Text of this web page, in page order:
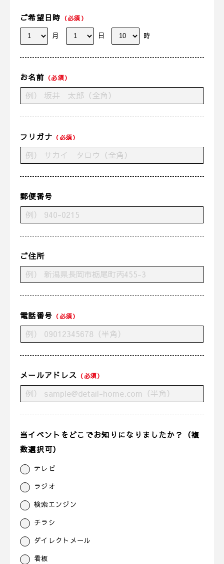
ご希望日時 （必須）
月 日 時
お名前 （必須）
フリガナ （必須）
郵便番号
ご住所
電話番号 （必須）
メールアドレス （必須）
当イベントをどこでお知りになりましたか？（複
数選択可）
テレビ
ラジオ
検索エンジン
チラシ
ダイレクトメール
看板